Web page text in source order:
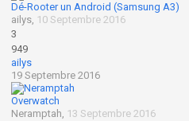
Dé-Rooter un Android (Samsung A3)
ailys, 10 Septembre 2016
3
949
ailys
19 Septembre 2016
Overwatch
Neramptah, 13 Septembre 2016